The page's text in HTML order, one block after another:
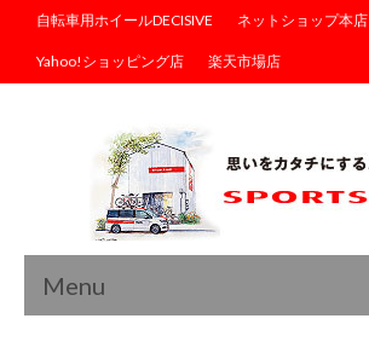
自転車用ホイールDECISIVE ネットショップ本店
Yahoo!ショッピング店 楽天市場店
Menu